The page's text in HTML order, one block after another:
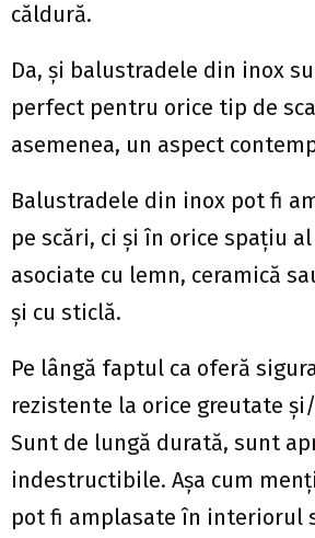
căldură.
Da, și balustradele din inox
perfect pentru orice tip de
asemenea, un aspect
Balustradele din inox pot fi
pe scări, ci și în orice spațiu
asociate cu lemn, ceramică
și cu sticlă.
Pe lângă faptul ca oferă
rezistente la orice greutate
Sunt de lungă durată, sunt
indestructibile. Așa cum
pot fi amplasate în interiorul